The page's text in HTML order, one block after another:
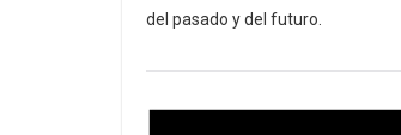
del pasado y del futuro.